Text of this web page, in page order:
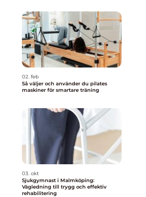
02. feb
Så väljer och använder du pilates
maskiner för smartare träning
03. okt
Sjukgymnast i Malmköping:
Vägledning till trygg och effektiv
rehabilitering